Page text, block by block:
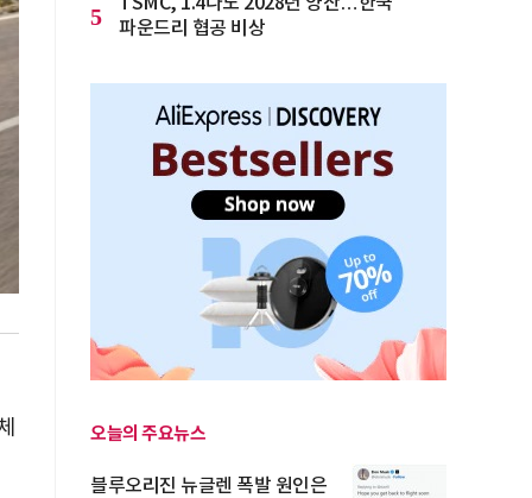
5
파운드리 협공 비상
오늘의 주요뉴스
블루오리진 뉴글렌 폭발 원인은